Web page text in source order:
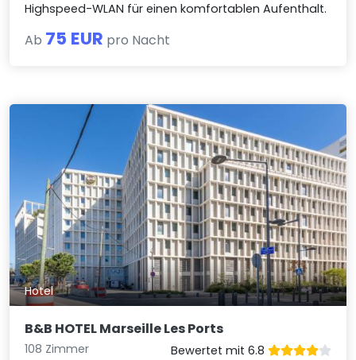
Highspeed-WLAN für einen komfortablen Aufenthalt.
Ab 75 EUR pro Nacht
Hotel
B&B HOTEL Marseille Les Ports
108 Zimmer
Bewertet mit 6.8